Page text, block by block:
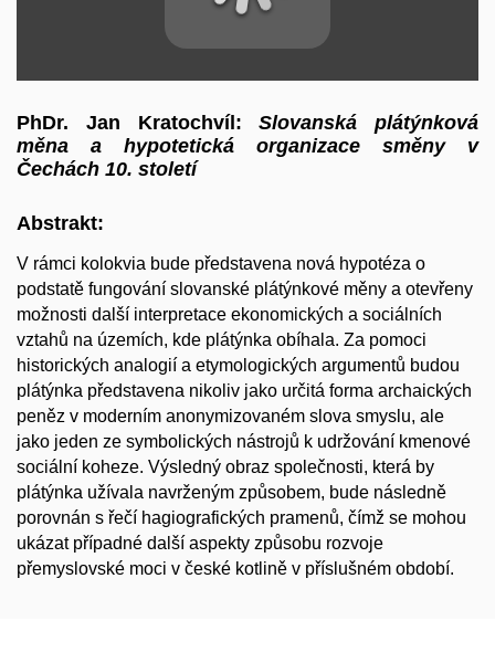
PhDr. Jan Kratochvíl:Slovanská plátýnková
měna a hypotetická organizace směny v
Čechách 10. století
Abstrakt:
V rámci kolokvia bude představena nová hypotéza o
podstatě fungování slovanské plátýnkové měny a otevřeny
možnosti další interpretace ekonomických a sociálních
vztahů na územích, kde plátýnka obíhala. Za pomoci
historických analogií a etymologických argumentů budou
plátýnka představena nikoliv jako určitá forma archaických
peněz v moderním anonymizovaném slova smyslu, ale
jako jeden ze symbolických nástrojů k udržování kmenové
sociální koheze. Výsledný obraz společnosti, která by
plátýnka užívala navrženým způsobem, bude následně
porovnán s řečí hagiografických pramenů, čímž se mohou
ukázat případné další aspekty způsobu rozvoje
přemyslovské moci v české kotlině v příslušném období.